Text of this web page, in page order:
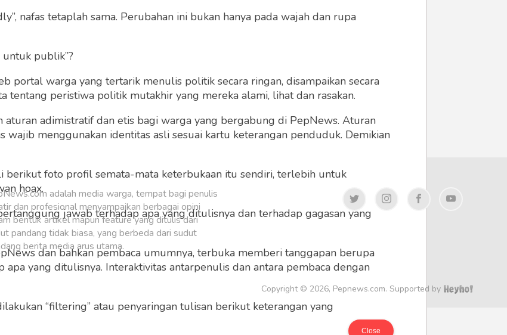
saya Lupa Sandi
Buat Akun Baru
nafas tetaplah sama. Perubahan ini bukan hanya pada wajah dan rupa
publik”?
portal warga yang tertarik menulis politik secara ringan, disampaikan secara
tentang peristiwa politik mutakhir yang mereka alami, lihat dan rasakan.
aturan adimistratif dan etis bagi warga yang bergabung di PepNews. Aturan
wajib menggunakan identitas asli sesuai kartu keterangan penduduk. Demikian
berikut foto profil semata-mata keterbukaan itu sendiri, terlebih untuk
hoax.
jawab terhadap apa yang ditulisnya dan terhadap gagasan yang
dan bahkan pembaca umumnya, terbuka memberi tanggapan berupa
yang ditulisnya. Interaktivitas antarpenulis dan antara pembaca dengan
“filtering” atau penyaringan tulisan berikut keterangan yang
Close
adalah media warga, tempat bagi penulis
dan profesional menyampaikan berbagai opini
bentuk artikel mapun feature yang ditulis dari
pandang tidak biasa, yang berbeda dari sudut
berita media arus utama.
Copyright © 2026, Pepnews.com. Supported by